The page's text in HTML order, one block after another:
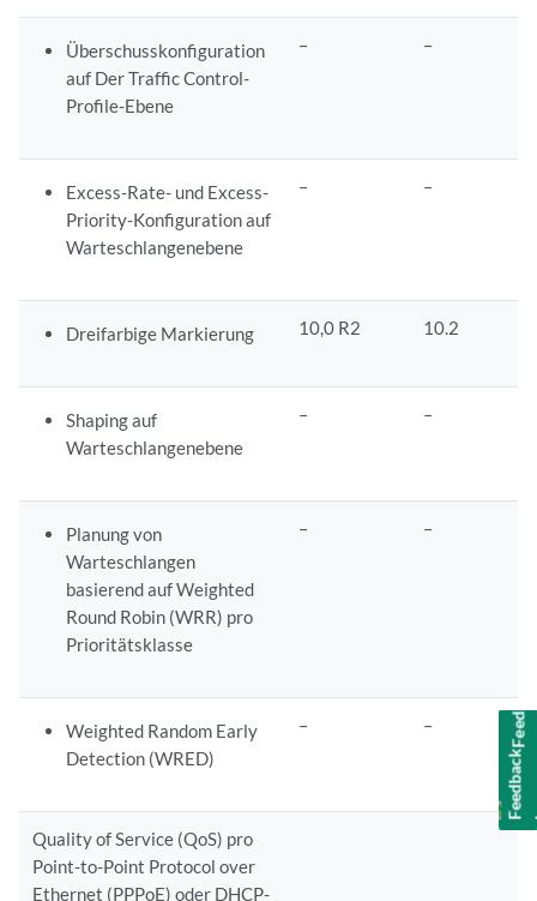
Überschusskonfiguration
auf Der Traffic Control-
Profile-Ebene
– –
Excess-Rate- und Excess-
Priority-Konfiguration auf
Warteschlangenebene
– –
Dreifarbige Markierung 10,0 R2 10.2
Shaping auf
Warteschlangenebene
– –
Planung von
Warteschlangen
basierend auf Weighted
Round Robin (WRR) pro
Prioritätsklasse
– –
Weighted Random Early
Detection (WRED)
– –
Quality of Service (QoS) pro
Point-to-Point Protocol over
Ethernet (PPPoE) oder DHCP-
Feedback